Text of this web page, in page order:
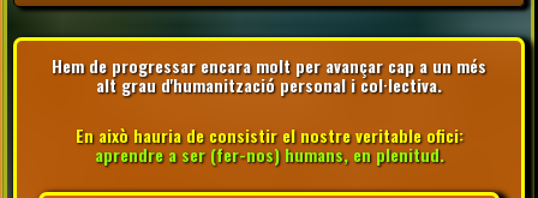
Hem de progressar encara molt per avançar cap a un més
alt grau d'humanització personal i col·lectiva.
En això hauria de consistir el nostre veritable ofici:
aprendre a ser (fer-nos) humans, en plenitud.